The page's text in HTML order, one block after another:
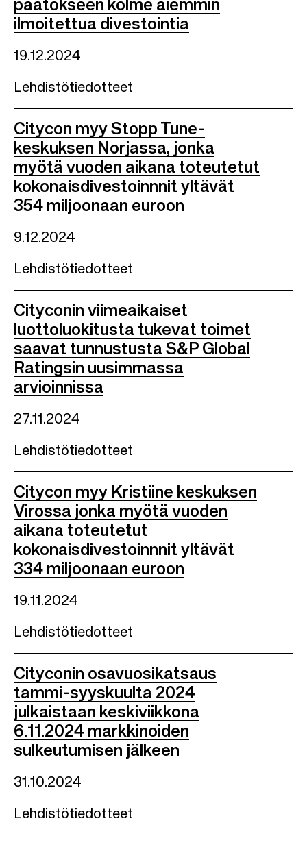
päätökseen kolme aiemmin
ilmoitettua divestointia
19.12.2024
Lehdistötiedotteet
Citycon myy Stopp Tune-
keskuksen Norjassa, jonka
myötä vuoden aikana toteutetut
kokonaisdivestoinnnit yltävät
354 miljoonaan euroon
9.12.2024
Lehdistötiedotteet
Cityconin viimeaikaiset
luottoluokitusta tukevat toimet
saavat tunnustusta S&P Global
Ratingsin uusimmassa
arvioinnissa
27.11.2024
Lehdistötiedotteet
Citycon myy Kristiine keskuksen
Virossa jonka myötä vuoden
aikana toteutetut
kokonaisdivestoinnnit yltävät
334 miljoonaan euroon
19.11.2024
Lehdistötiedotteet
Cityconin osavuosikatsaus
tammi-syyskuulta 2024
julkaistaan keskiviikkona
6.11.2024 markkinoiden
sulkeutumisen jälkeen
31.10.2024
Lehdistötiedotteet